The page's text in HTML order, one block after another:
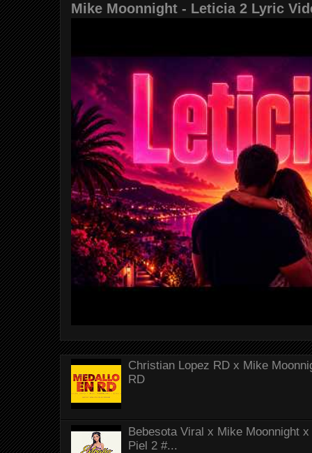
Mike Moonnight - Leticia 2 Lyric
Christian Lopez RD x Mike
RD
Bebesota Viral x Mike Moonnight
Piel 2 #...